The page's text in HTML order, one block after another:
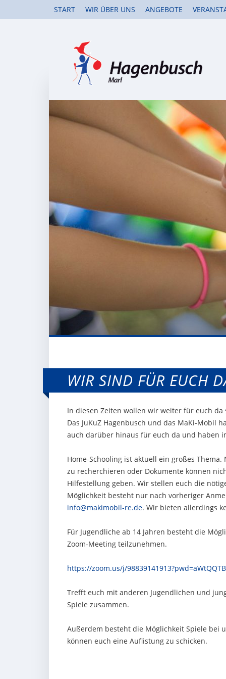
START WIR ÜBER UNS ANGEBOTE
WIR SIND FÜR EUCH
In diesen Zeiten wollen wir weiter für euch
Das JuKuZ Hagenbusch und das MaKi-Mobil
auch darüber hinaus für euch da und haben
Home-Schooling ist aktuell ein großes
zu recherchieren oder Dokumente können
Hilfestellung geben. Wir stellen euch die
Möglichkeit besteht nur nach vorheriger
info@makimobil-re.de. Wir bieten allerdings
Für Jugendliche ab 14 Jahren besteht die
Zoom-Meeting teilzunehmen.
https://zoom.us/j/
Trefft euch mit anderen Jugendlichen und
Spiele zusammen.
Außerdem besteht die Möglichkeit Spiele bei
können euch eine Auflistung zu schicken.